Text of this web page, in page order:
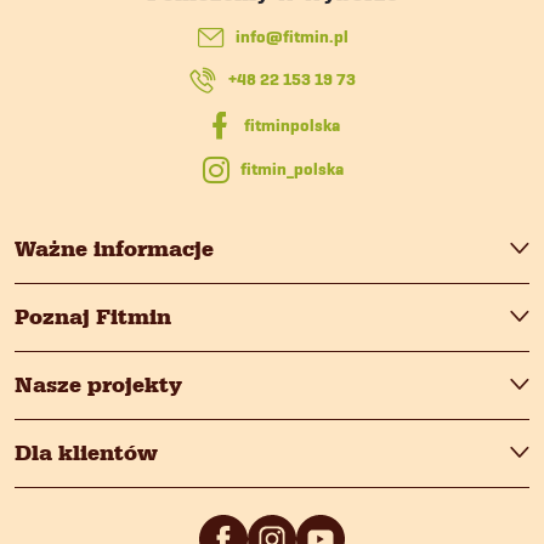
Ważne informacje
Poznaj Fitmin
Nasze projekty
Dla klientów
info@fitmin.pl
+48 22 153 19 73
fitmin_polska